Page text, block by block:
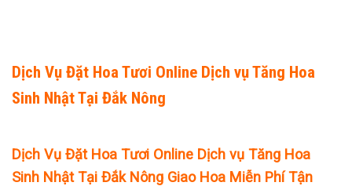
Dịch Vụ Đặt Hoa Tươi Online Dịch vụ Tăng Hoa
Sinh Nhật Tại Đắk Nông
Dịch Vụ Đặt Hoa Tươi Online Dịch vụ Tăng Hoa
Sinh Nhật Tại Đắk Nông Giao Hoa Miễn Phí Tận